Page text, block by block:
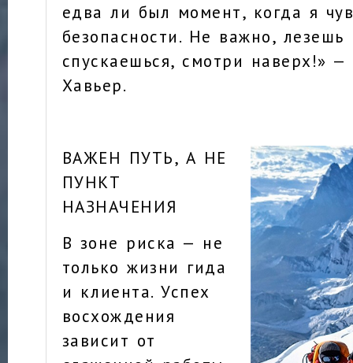
едва ли был момент, когда я
безопасности. Не важно,
спускаешься, смотри наверх!» —
Хавьер.
ВАЖЕН ПУТЬ, А НЕ
ПУНКТ
НАЗНАЧЕНИЯ
В зоне риска — не
только жизни гида
и клиента. Успех
восхождения
зависит от